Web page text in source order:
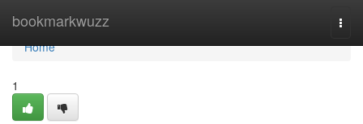
bookmarkwuzz
Home
Home
1